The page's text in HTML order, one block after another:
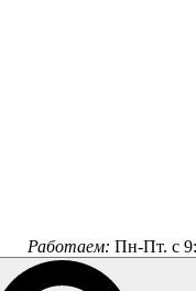
Работаем: Пн-Пт. с